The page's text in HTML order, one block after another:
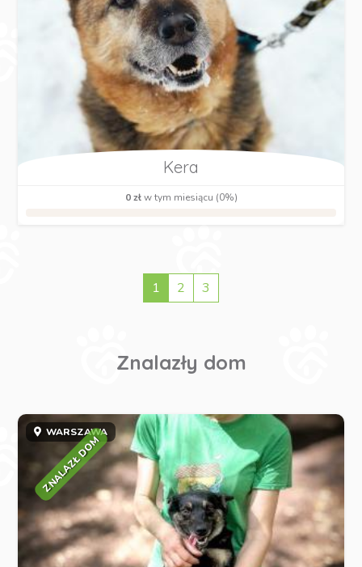
Kera
0 złw tym miesiącu (0%)
1 2 3
Znalazły dom
WARSZAWA
ZNALAZŁ DOM